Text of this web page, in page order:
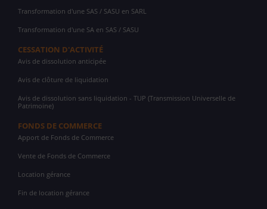
Transformation d'une SAS / SASU en SARL
Transformation d'une SA en SAS / SASU
CESSATION D'ACTIVITÉ
Avis de dissolution anticipée
Avis de clôture de liquidation
Avis de dissolution sans liquidation - TUP (Transmission Universelle de
Patrimoine)
FONDS DE COMMERCE
Apport de Fonds de Commerce
Vente de Fonds de Commerce
Location gérance
Fin de location gérance